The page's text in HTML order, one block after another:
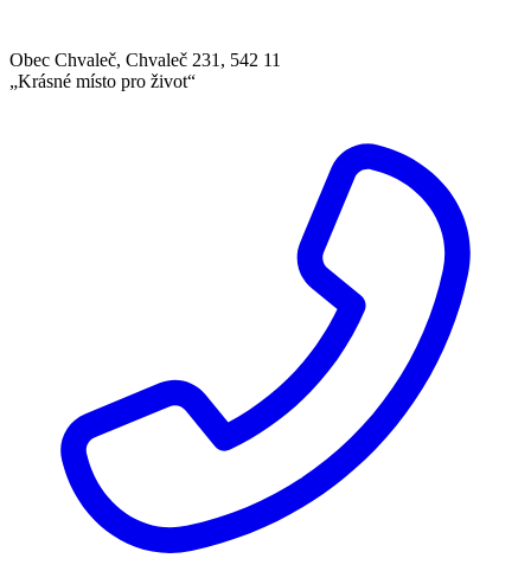
Obec Chvaleč, Chvaleč 231, 542 11
„Krásné místo pro život“